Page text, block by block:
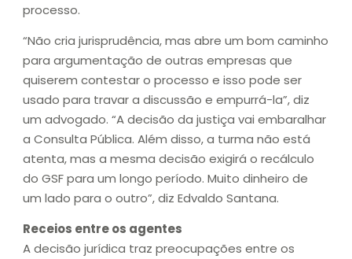
processo.
“Não cria jurisprudência, mas abre um bom caminho
para argumentação de outras empresas que
quiserem contestar o processo e isso pode ser
usado para travar a discussão e empurrá-la”, diz
um advogado. “A decisão da justiça vai embaralhar
a Consulta Pública. Além disso, a turma não está
atenta, mas a mesma decisão exigirá o recálculo
do GSF para um longo período. Muito dinheiro de
um lado para o outro”, diz Edvaldo Santana.
Receios entre os agentes
A decisão jurídica traz preocupações entre os